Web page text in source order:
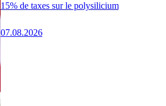
15% de taxes sur le polysilicium
07.08.2026